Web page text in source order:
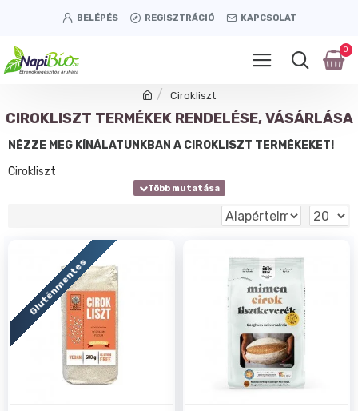
BELÉPÉS REGISZTRÁCIÓ KAPCSOLAT
0
Cirokliszt
CIROKLISZT TERMÉKEK RENDELÉSE, VÁSÁRLÁSA
NÉZZE MEG KÍNÁLATUNKBAN A CIROKLISZT TERMÉKEKET!
Cirokliszt
Gluténmentes